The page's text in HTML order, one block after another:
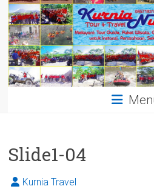
Slide1-04
Kurnia Travel